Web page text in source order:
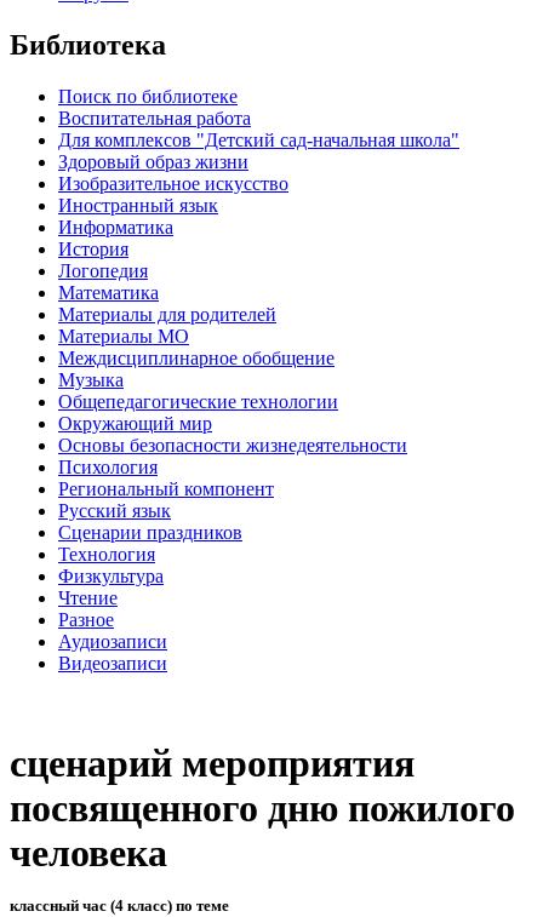
Библиотека
Поиск по библиотеке
Воспитательная работа
Для комплексов "Детский сад-начальная школа"
Здоровый образ жизни
Изобразительное искусство
Иностранный язык
Информатика
История
Логопедия
Математика
Материалы для родителей
Материалы МО
Междисциплинарное обобщение
Музыка
Общепедагогические технологии
Окружающий мир
Основы безопасности жизнедеятельности
Психология
Региональный компонент
Русский язык
Сценарии праздников
Технология
Физкультура
Чтение
Разное
Аудиозаписи
Видеозаписи
сценарий мероприятия
посвященного дню пожилого
человека
классный час (4 класс) по теме